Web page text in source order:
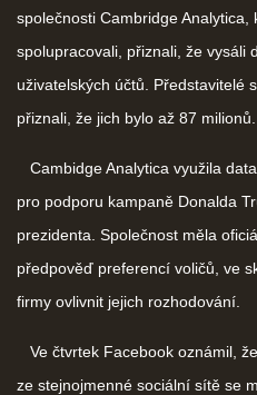
společnosti Cambridge
spolupracovali, přiznali, že vysáli
uživatelských účtů. Představitelé
přiznali, že jich bylo až 87 milionů.
Cambidge Analytica využila
pro podporu kampaně Donalda
prezidenta. Společnost měla
předpověď preferencí voličů, ve
firmy ovlivnit jejich rozhodování.
Ve čtvrtek Facebook oznámil,
ze stejnojmenné sociální sítě se